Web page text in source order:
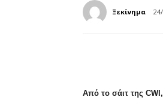
Ξεκίνημα
Aπό το σάιτ της CWI,